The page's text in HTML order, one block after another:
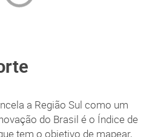
a Região Sul como um
do Brasil é o Índice de
tem o objetivo de mapear,